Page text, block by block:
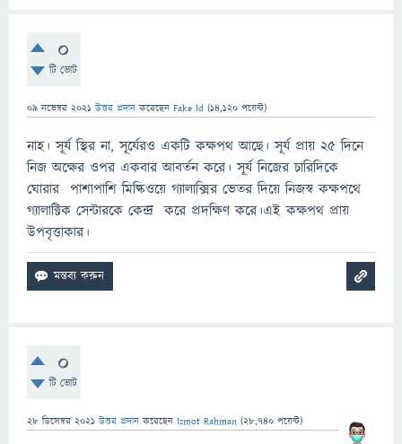
0
টি ভোট
09 নভেম্বর 2021 উত্তর প্রদান করেছেন Fake Id (14,120 পয়েন্ট)
নাহ। সূর্য স্থির না, সূর্যেরও একটি কক্ষপথ আছে। সূর্য প্রায় ২৫ দিনে
নিজ অক্ষের ওপর একবার আবর্তন করে। সূর্য নিজের চারিদিকে
ঘোরার পাশাপাশি মিল্কিওয়ে গ্যালাক্সির ভেতর দিয়ে নিজস্ব কক্ষপথে
গ্যালাক্টিক সেন্টারকে কেন্দ্র করে প্রদক্ষিণ করে।এই কক্ষপথ প্রায়
উপবৃত্তাকার।
0
টি ভোট
28 ডিসেম্বর 2021 উত্তর প্রদান করেছেন Ismot Rahman (28,740 পয়েন্ট)